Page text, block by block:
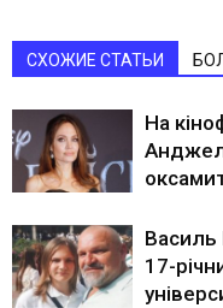
СХОЖИЕ СТАТЬИ
На
Василь
17-